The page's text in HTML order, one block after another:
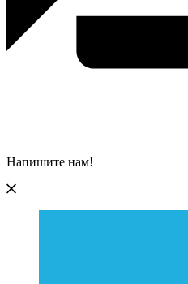
Напишите нам!